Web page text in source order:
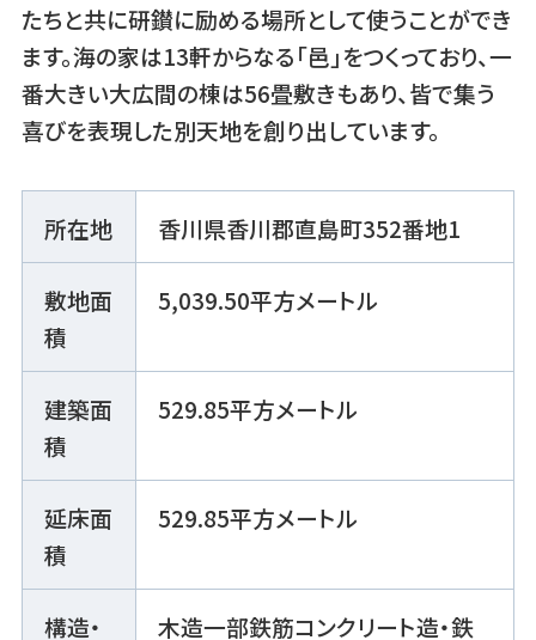
たちと共に研鑚に励める場所として使うことができ
ます。海の家は13軒からなる「邑」をつくっており、一
番大きい大広間の棟は56畳敷きもあり、皆で集う
喜びを表現した別天地を創り出しています。
所在地 香川県香川郡直島町352番地1
敷地面
積
5,039.50平方メートル
建築面
積
529.85平方メートル
延床面
積
529.85平方メートル
構造・
木造一部鉄筋コンクリート造・鉄